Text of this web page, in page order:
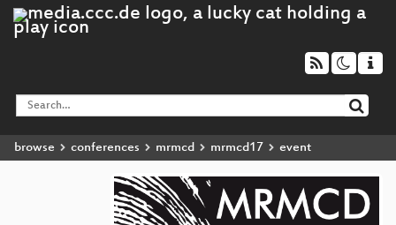
browse conferences mrmcd mrmcd17 event